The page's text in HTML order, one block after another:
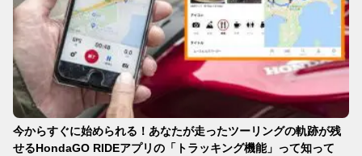
今からすぐに始められる！あなたが走ったツーリングの軌跡が残
せるHondaGO RIDEアプリの「トラッキング機能」って知って